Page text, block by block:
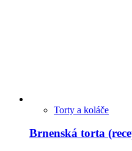
Torty a koláče
Brnenská torta